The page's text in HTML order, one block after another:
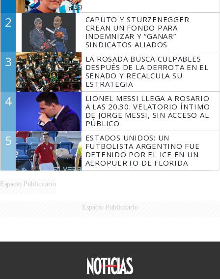
2
CAPUTO Y STURZENEGGER
CREAN UN FONDO PARA
INDEMNIZAR Y “GANAR”
SINDICATOS ALIADOS
3
LA ROSADA BUSCA CULPABLES
DESPUÉS DE LA DERROTA EN EL
SENADO Y RECALCULA SU
ESTRATEGIA
4
LIONEL MESSI LLEGA A ROSARIO
A LAS 20.30: VELATORIO ÍNTIMO
DE JORGE MESSI, SIN ACCESO AL
PÚBLICO
5
ESTADOS UNIDOS: UN
FUTBOLISTA ARGENTINO FUE
DETENIDO POR EL ICE EN UN
AEROPUERTO DE FLORIDA
Espacio Publicitario
Espacio Publicitario